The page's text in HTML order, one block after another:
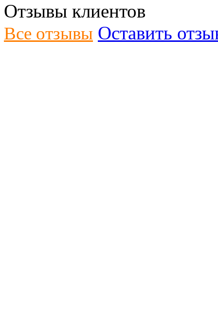
Отзывы клиентов
Все отзывы Оставить